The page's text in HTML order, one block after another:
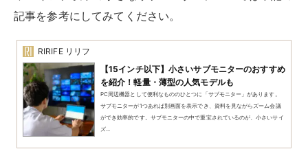
記事を参考にしてみてください。
RIRIFE リリフ
【15インチ以下】小さいサブモニターのおすすめ
を紹介！軽量・薄型の人気モデルも
PC周辺機器として便利なもののひとつに「サブモニター」があります。
サブモニターが1つあれば別画面を表示でき、資料を見ながらズーム会議
ができ効率的です。サブモニターの中で重宝されているのが、小さいサイ
ズ...